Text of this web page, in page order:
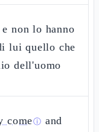
non lo hanno
lui quello che
dell'uomo
comeⓘ and